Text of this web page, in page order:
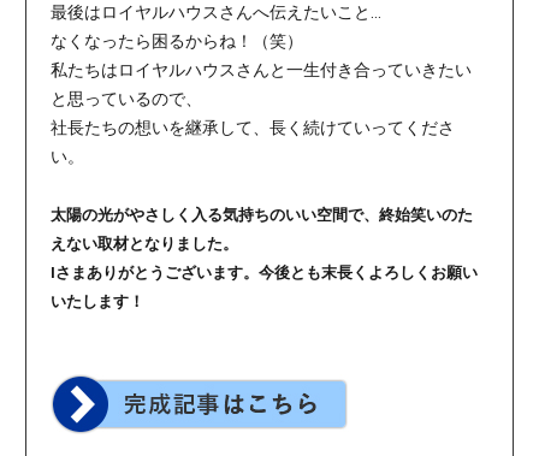
最後はロイヤルハウスさんへ伝えたいこと…
なくなったら困るからね！（笑）
私たちはロイヤルハウスさんと一生付き合っていきたい
と思っているので、
社長たちの想いを継承して、長く続けていってくださ
い。
太陽の光がやさしく入る気持ちのいい空間で、終始笑いのた
えない取材となりました。
Iさまありがとうございます。今後とも末長くよろしくお願い
いたします！